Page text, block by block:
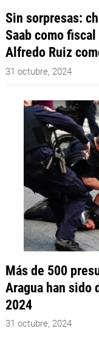
Sin sorpresas:
Saab como
Alfredo Ruiz
31 octubre, 2024
Más de 500
Aragua han sido
2024
31 octubre, 2024